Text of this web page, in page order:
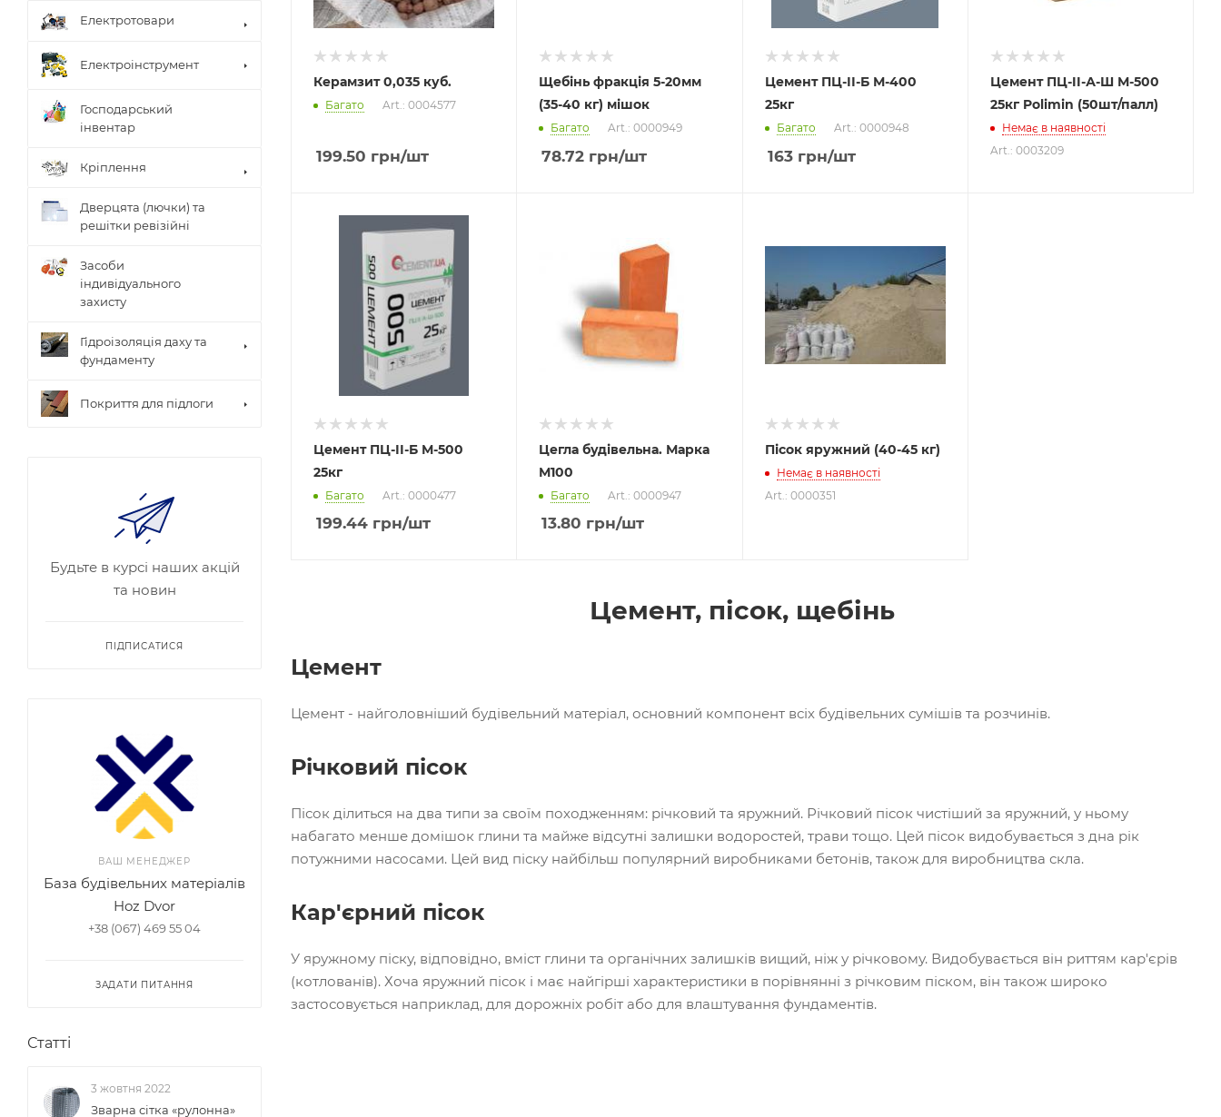
Керамзит 0,035 куб.
Багато Art.: 0004577
199.50 грн/шт
Щебінь фракція 5-20мм
(35-40 кг) мішок
Багато Art.: 0000949
78.72 грн/шт
Цемент ПЦ-ІІ-Б М-400
25кг
Багато Art.: 0000948
163грн/шт
Цемент ПЦ-II-А-Ш М-500
25кг Polimin (50шт/палл)
Немає в наявності
Art.: 0003209
Цемент ПЦ-ІІ-Б М-500
25кг
Багато Art.: 0000477
199.44 грн/шт
Цегла будівельна. Марка
М100
Багато Art.: 0000947
13.80 грн/шт
Пісок яружний (40-45 кг)
Немає в наявності
Art.: 0000351
Цемент, пісок, щебінь
Цемент
Цемент - найголовніший будівельний матеріал, основний компонент всіх будівельних сумішів та розчинів.
Річковий пісок
Пісок ділиться на два типи за своїм походженням: річковий та яружний. Річковий пісок чистіший за яружний, у ньому
набагато менше домішок глини та майже відсутні залишки водоростей, трави тощо. Цей пісок видобувається з дна рік
потужними насосами. Цей вид піску найбільш популярний виробниками бетонів, також для виробництва скла.
Кар'єрний пісок
У яружному піску, відповідно, вміст глини та органічних залишків вищий, ніж у річковому. Видобувається він риттям кар'єрів
(котлованів). Хоча яружний пісок і має найгірші характеристики в порівнянні з річковим піском, він також широко
застосовується наприклад, для дорожніх робіт або для влаштування фундаментів.
Електротовари
Електроінструмент
Господарський
інвентар
Кріплення
Дверцята (лючки) та
решітки ревізійні
Засоби
індивідуального
захисту
Гідроізоляція даху та
фундаменту
Покриття для підлоги
Будьте в курсі наших акцій
та новин
ПІДПИСАТИСЯ
ВАШ МЕНЕДЖЕР
База будівельних матеріалів
Hoz Dvor
+38 (067) 469 55 04
ЗАДАТИ ПИТАННЯ
Статті
3 жовтня 2022
Зварна сітка «рулонна»